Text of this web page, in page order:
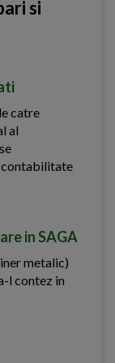
si
catre
al
contabilitate
in SAGA
metalic)
l contez in